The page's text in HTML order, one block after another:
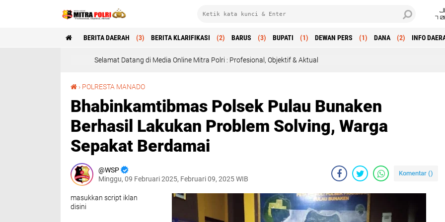
7
BERITA DAERAH (3) BERITA KLARIFIKASI (2) BARUS (3) BUPATI (1) DEWAN PERS (1) DANA (2) INFO
Selamat Datang di Media Online Mitra Polri : Profesional, Objektif & Aktual
› POLRESTA MANADO
Bhabinkamtibmas Polsek Pulau Bunaken
Berhasil Lakukan Problem Solving, Warga
Sepakat Berdamai
WSP
Minggu, 09 Februari 2025, Februari 09, 2025 WIB
Komentar ()
masukkan script iklan
disini